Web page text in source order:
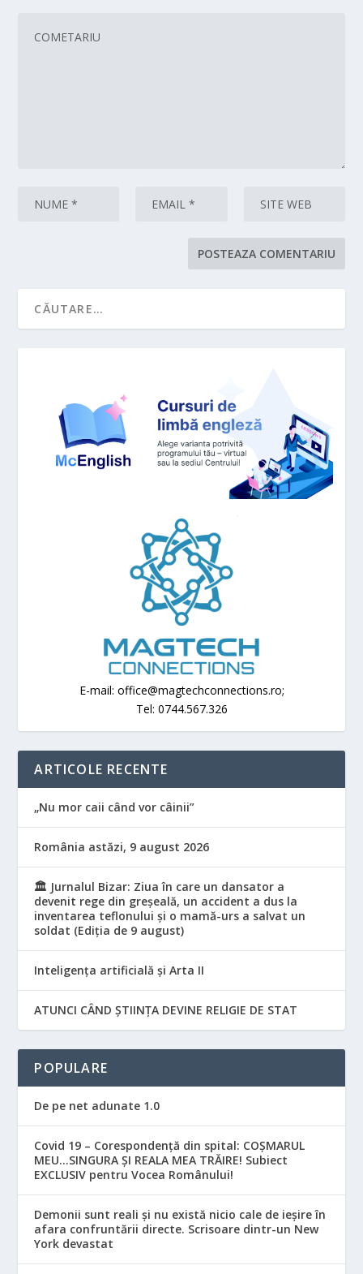
E-mail: office@magtechconnections.ro;
Tel: 0744.567.326
ARTICOLE RECENTE
„Nu mor caii când vor câinii”
România astăzi, 9 august 2026
🏛️ Jurnalul Bizar: Ziua în care un dansator a
devenit rege din greșeală, un accident a dus la
inventarea teflonului și o mamă-urs a salvat un
soldat (Ediția de 9 august)
Inteligența artificială și Arta II
ATUNCI CÂND ȘTIINȚA DEVINE RELIGIE DE STAT
POPULARE
De pe net adunate 1.0
Covid 19 – Corespondență din spital: COȘMARUL
MEU…SINGURA ȘI REALA MEA TRĂIRE! Subiect
EXCLUSIV pentru Vocea Românului!
Demonii sunt reali și nu există nicio cale de ieșire în
afara confruntării directe. Scrisoare dintr-un New
York devastat